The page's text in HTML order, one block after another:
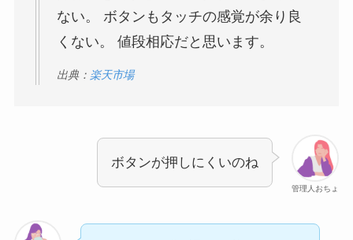
ない。 ボタンもタッチの感覚が余り良
くない。 値段相応だと思います。
出典： 楽天市場
管理人おちょ
ボタンが押しにくいのね